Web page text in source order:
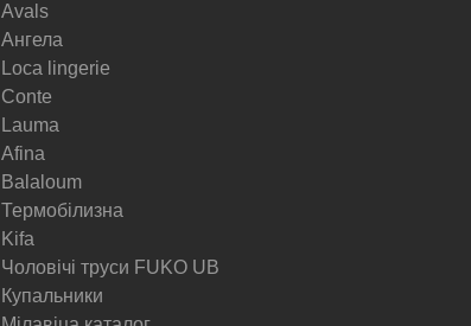
Avals
Ангела
Loca lingerie
Conte
Lauma
Afina
Balaloum
Термобілизна
Kifa
Чоловічі труси FUKO UB
Купальники